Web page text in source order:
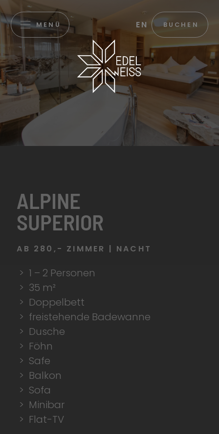
MENÜ EN BUCHEN
ALPINE
SUPERIOR
AB 280,- ZIMMER | NACHT
1 – 2 Personen
35 m²
Doppelbett
freistehende Badewanne
Dusche
Föhn
Safe
Balkon
Sofa
Minibar
Flat-TV